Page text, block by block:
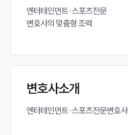
엔터테인먼트·스포츠전문
변호사의 맞춤형 조력
변호사소개
엔터테인먼트·스포츠전문변호사